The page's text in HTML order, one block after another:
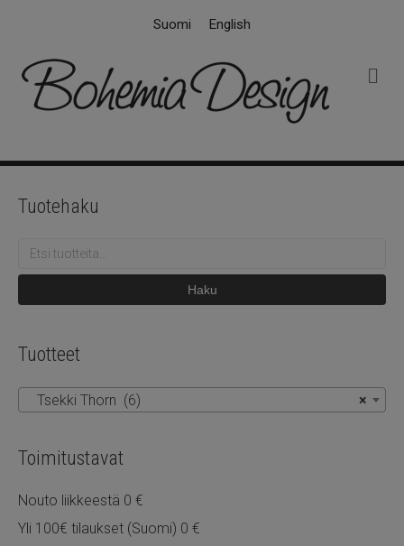
Suomi English
k
Tuotehaku
Etsi:
Haku
Tuotteet
×
Tsekki Thorn (6)
Toimitustavat
Nouto liikkeestä 0 €
Yli 100€ tilaukset (Suomi) 0 €